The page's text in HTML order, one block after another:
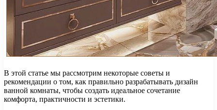
В этой статье мы рассмотрим некоторые советы и
рекомендации о том, как правильно разрабатывать дизайн
ванной комнаты, чтобы создать идеальное сочетание
комфорта, практичности и эстетики.